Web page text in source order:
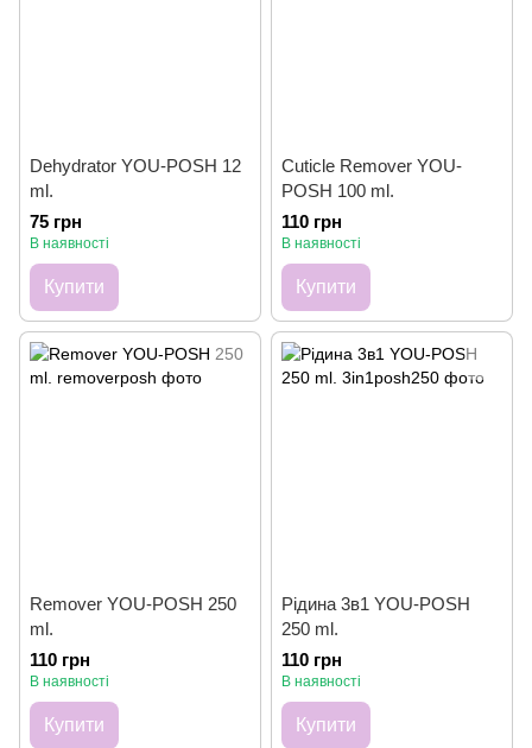
Dehydrator YOU-POSH 12
ml.
75 грн
В наявності
Купити
Cuticle Remover YOU-
POSH 100 ml.
110 грн
В наявності
Купити
Remover YOU-POSH 250
ml.
110 грн
В наявності
Купити
Рідина 3в1 YOU-POSH
250 ml.
110 грн
В наявності
Купити